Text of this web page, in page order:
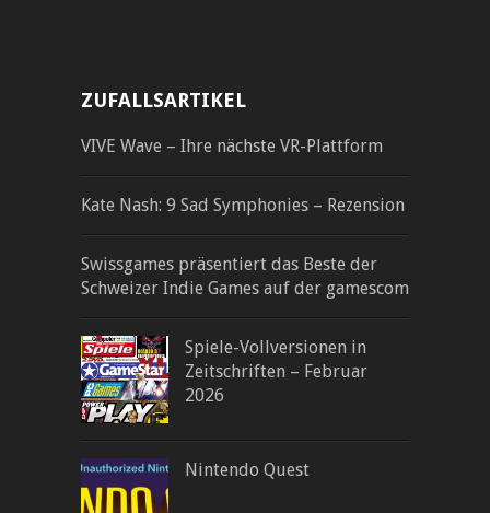
ZUFALLSARTIKEL
VIVE Wave – Ihre nächste VR-Plattform
Kate Nash: 9 Sad Symphonies – Rezension
Swissgames präsentiert das Beste der
Schweizer Indie Games auf der gamescom
Spiele-Vollversionen in
Zeitschriften – Februar
2026
Nintendo Quest